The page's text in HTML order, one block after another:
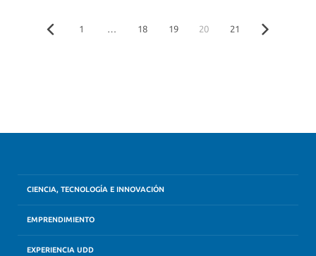
1 … 18 19 20 21
CIENCIA, TECNOLOGÍA E INNOVACIÓN
EMPRENDIMIENTO
EXPERIENCIA UDD